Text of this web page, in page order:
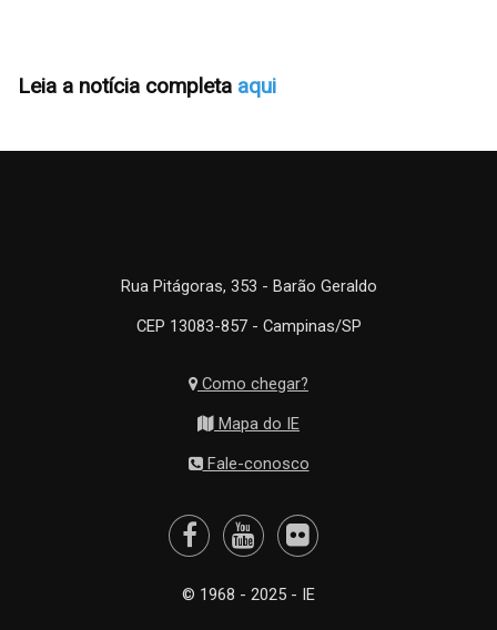
Leia a notícia completa aqui
Rua Pitágoras, 353 - Barão Geraldo
CEP 13083-857 - Campinas/SP
Como chegar?
Mapa do IE
Fale-conosco
© 1968 - 2025 - IE